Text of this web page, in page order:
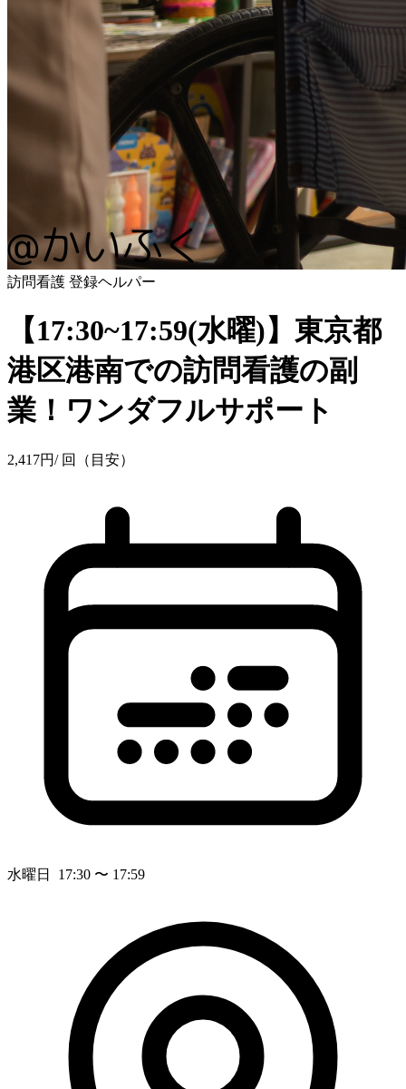
訪問看護 登録ヘルパー
【17:30~17:59(水曜)】東京都
港区港南での訪問看護の副
業！ワンダフルサポート
2,417円/ 回（目安）
水曜日 17:30 〜 17:59